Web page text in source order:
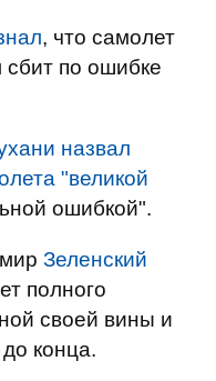
, что самолет
сбит по ошибке
назвал
"великой
ошибкой".
Зеленский
полного
своей вины и
конца.